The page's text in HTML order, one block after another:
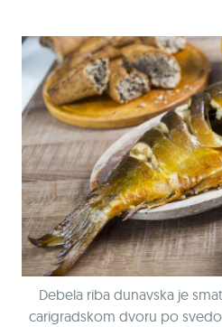
Debela riba dunavska je
carigradskom dvoru po